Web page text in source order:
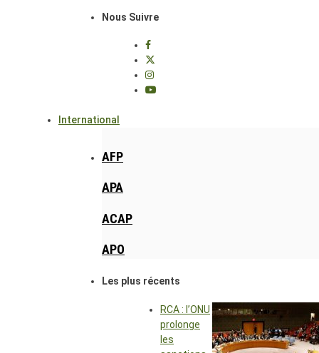
Nous Suivre
International
AFP
APA
ACAP
APO
Les plus récents
RCA : l’ONU
prolonge
les